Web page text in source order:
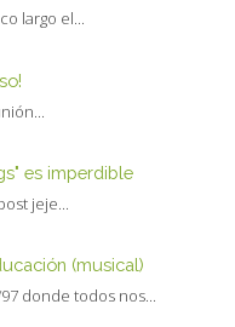
largo el...
es imperdible
jeje...
(musical)
donde todos nos...